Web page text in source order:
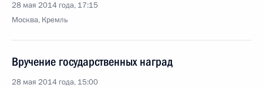
28 мая 2014 года, 17:15
Москва, Кремль
Вручение государственных наград
28 мая 2014 года, 15:00